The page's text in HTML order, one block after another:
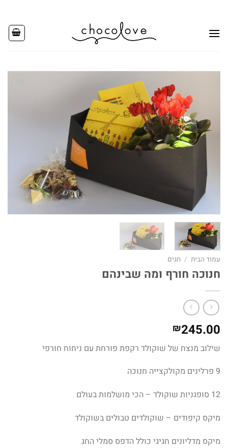
content
עמוד הבית / חגים
חנוכה חורף ומה שבינהם
₪245.00
שילוב מנצח של שוקולד רקפת פורחת עם ניחוח חורפי
9 פרלינים מקולקצייה חנוכה
12 סופגניות שוקולד – הכי מושלמות בעולם
מיקס קיפודים – שוקולדים טבולים בשוקולד
מיקס מדליונים חגיגי כולל הדפס סמלי החג